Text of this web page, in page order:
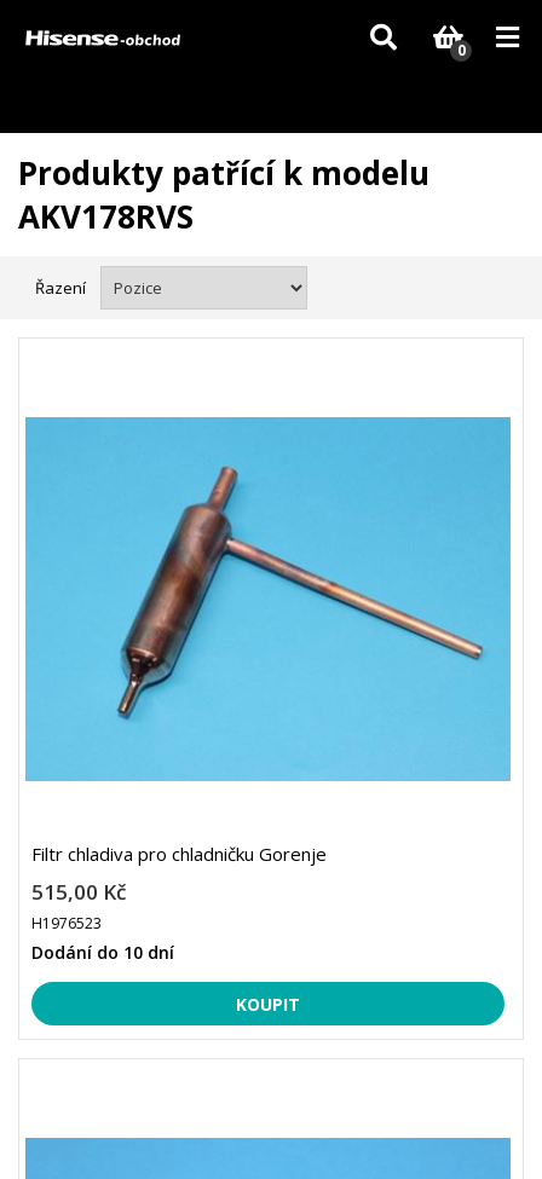
Vzhledem k aktuální situaci se může dodání dílů, které nejsou skladem,
zpozdit. Děkujeme za pochopení.
0
Produkty patřící k modelu
AKV178RVS
Řazení
Filtr chladiva pro chladničku Gorenje
515,00 Kč
H1976523
Dodání do 10 dní